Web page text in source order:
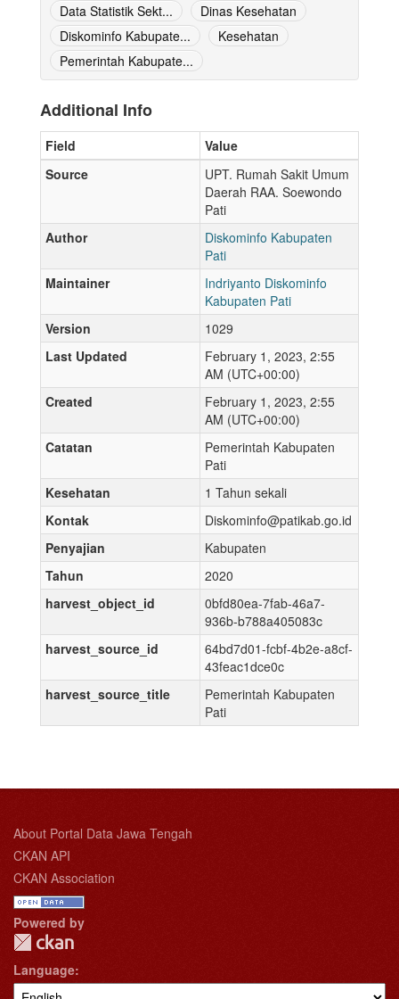
Data Statistik Sekt...
Dinas Kesehatan
Diskominfo Kabupate...
Kesehatan
Pemerintah Kabupate...
Additional Info
Field
Value
Source
UPT. Rumah Sakit Umum
Daerah RAA. Soewondo
Pati
Author
Diskominfo Kabupaten
Pati
Maintainer
Indriyanto Diskominfo
Kabupaten Pati
Version
1029
Last Updated
February 1, 2023, 2:55
AM (UTC+00:00)
Created
February 1, 2023, 2:55
AM (UTC+00:00)
Catatan
Pemerintah Kabupaten
Pati
Kesehatan
1 Tahun sekali
Kontak
Diskominfo@patikab.go.id
Penyajian
Kabupaten
Tahun
2020
harvest_object_id
0bfd80ea-7fab-46a7-
936b-b788a405083c
harvest_source_id
64bd7d01-fcbf-4b2e-a8cf-
43feac1dce0c
harvest_source_title
Pemerintah Kabupaten
Pati
About Portal Data Jawa Tengah
CKAN API
CKAN Association
Powered by
Language